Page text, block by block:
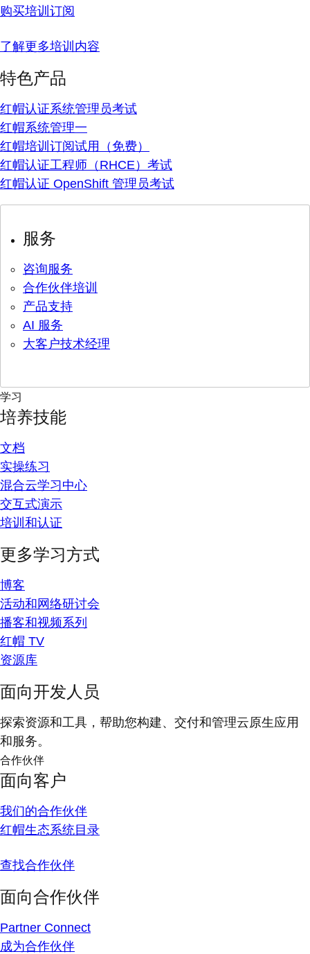
购买培训订阅
了解更多培训内容
特色产品
红帽认证系统管理员考试
红帽系统管理一
红帽培训订阅试用（免费）
红帽认证工程师（RHCE）考试
红帽认证 OpenShift 管理员考试
服务
咨询服务
合作伙伴培训
产品支持
AI 服务
大客户技术经理
学习
培养技能
文档
实操练习
混合云学习中心
交互式演示
培训和认证
更多学习方式
博客
活动和网络研讨会
播客和视频系列
红帽 TV
资源库
面向开发人员
探索资源和工具，帮助您构建、交付和管理云原生应用
和服务。
合作伙伴
面向客户
我们的合作伙伴
红帽生态系统目录
查找合作伙伴
面向合作伙伴
Partner Connect
成为合作伙伴